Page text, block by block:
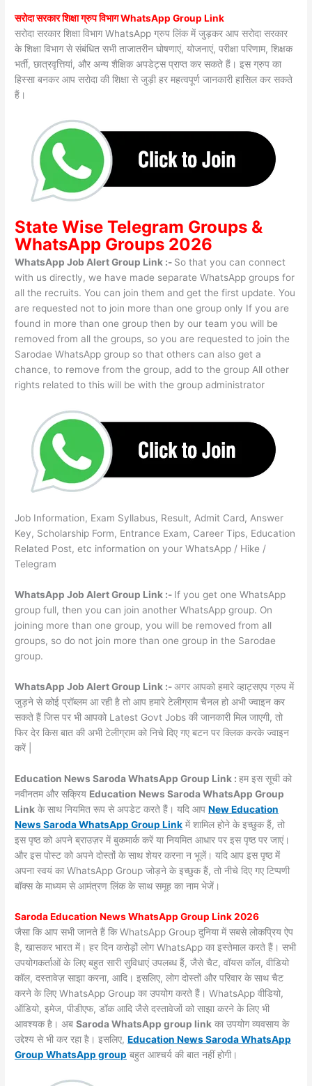
सरोदा सरकार शिक्षा ग्रुप विभाग WhatsApp Group Link
सरोदा सरकार शिक्षा विभाग WhatsApp ग्रुप लिंक में जुड़कर आप सरोदा सरकार
के शिक्षा विभाग से संबंधित सभी ताजातरीन घोषणाएं, योजनाएं, परीक्षा परिणाम, शिक्षक
भर्ती, छात्रवृत्तियां, और अन्य शैक्षिक अपडेट्स प्राप्त कर सकते हैं। इस ग्रुप का
हिस्सा बनकर आप सरोदा की शिक्षा से जुड़ी हर महत्वपूर्ण जानकारी हासिल कर सकते
हैं।
State WiseTelegram Groups &
WhatsApp Groups 2026
WhatsApp Job Alert Group Link :- So that you can connect
with us directly, we have made separate WhatsApp groups for
all the recruits. You can join them and get the first update. You
are requested not to join more than one group only If you are
found in more than one group then by our team you will be
removed from all the groups, so you are requested to join the
Sarodae WhatsApp group so that others can also get a
chance, to remove from the group, add to the group All other
rights related to this will be with the group administrator
Job Information, Exam Syllabus, Result, Admit Card, Answer
Key, Scholarship Form, Entrance Exam, Career Tips, Education
Related Post, etc information on your WhatsApp / Hike /
Telegram
WhatsApp Job Alert Group Link :- If you get one WhatsApp
group full, then you can join another WhatsApp group. On
joining more than one group, you will be removed from all
groups, so do not join more than one group in the Sarodae
group.
WhatsApp Job Alert Group Link :-अगर आपको हमारे व्हाट्सएप ग्रुप में
जुड़ने से कोई प्रॉब्लम आ रही है तो आप हमारे टेलीग्राम चैनल हो अभी ज्वाइन कर
सकते हैं जिस पर भी आपको Latest Govt Jobs की जानकारी मिल जाएगी, तो
फिर देर किस बात की अभी टेलीग्राम को निचे दिए गए बटन पर क्लिक करके ज्वाइन
करें |
Education News Saroda WhatsApp Group Link :हम इस सूची को
नवीनतम और सक्रिय Education News Saroda WhatsApp Group
Link के साथ नियमित रूप से अपडेट करते हैं। यदि आपNew Education
News Saroda WhatsApp Group Link में शामिल होने के इच्छुक हैं, तो
इस पृष्ठ को अपने ब्राउज़र में बुकमार्क करें या नियमित आधार पर इस पृष्ठ पर जाएं।
और इस पोस्ट को अपने दोस्तों के साथ शेयर करना न भूलें। यदि आप इस पृष्ठ में
अपना स्वयं का WhatsApp Group जोड़ने के इच्छुक हैं, तो नीचे दिए गए टिप्पणी
बॉक्स के माध्यम से आमंत्रण लिंक के साथ समूह का नाम भेजें।
Saroda Education News WhatsApp Group Link 2026
जैसा कि आप सभी जानते हैं कि WhatsApp Group दुनिया में सबसे लोकप्रिय ऐप
है, खासकर भारत में। हर दिन करोड़ों लोग WhatsApp का इस्तेमाल करते हैं। सभी
उपयोगकर्ताओं के लिए बहुत सारी सुविधाएं उपलब्ध हैं, जैसे चैट, वॉयस कॉल, वीडियो
कॉल, दस्तावेज़ साझा करना, आदि। इसलिए, लोग दोस्तों और परिवार के साथ चैट
करने के लिए WhatsApp Group का उपयोग करते हैं। WhatsApp वीडियो,
ऑडियो, इमेज, पीडीएफ, डॉक आदि जैसे दस्तावेजों को साझा करने के लिए भी
आवश्यक है। अबSaroda WhatsApp group link का उपयोग व्यवसाय के
उद्देश्य से भी कर रहा है। इसलिए,Education News Saroda WhatsApp
Group WhatsApp group बहुत आश्चर्य की बात नहीं होगी।